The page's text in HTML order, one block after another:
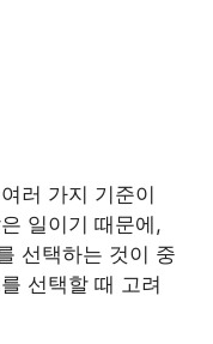
러 가지 기준이
일이기 때문에,
선택하는 것이 중
선택할 때 고려